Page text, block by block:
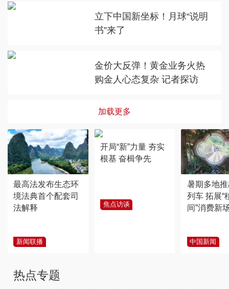
立下中国新坐标！月球“说明
书”来了
金价大反弹！黄金业务火热
购金人心态复杂 记者探访
加载更多
最高法发布生态环
境法典首个配套司
法解释
新闻联播
开局“新”力量 夯实
根基 奋楫争先
焦点访谈
暑期多地
列车 拓展“
间”消费新
中国新闻
热点专题